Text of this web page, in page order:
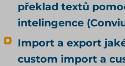
překlad textů
intelingence
Import a export
custom import a